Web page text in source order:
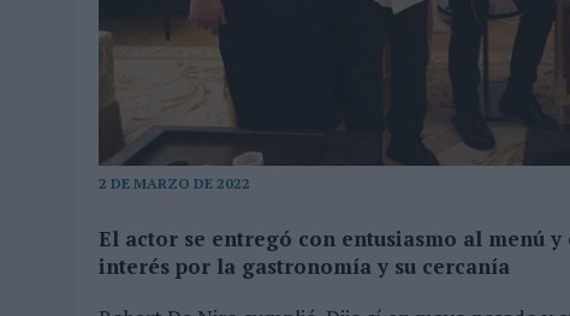
03/08/2026
EL REAL BETIS INVITA A LOS AFICIONADOS A DISEÑAR SU
06/08/2026
SIETE DE CADA DIEZ EMPRESAS ESPAÑOLAS NO INTEGRAN LA
2 DE MARZO DE 2022
El actor se entregó con entusiasmo al menú
interés por la gastronomía y su cercanía